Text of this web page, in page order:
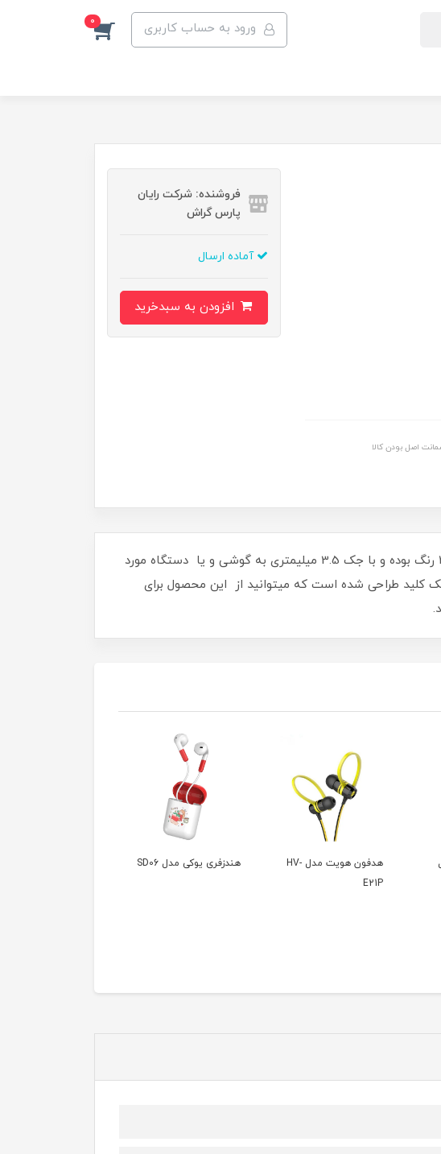
ورود به حساب کاربری 0
اصل بودن کالا
فروشنده: شرکت رایان
پارس گراش
آماده ارسال
هدفون، هندزفری Kin Kyin مدل K-28 تولید شده از مواد بسیار با کیفیت میباشد، این هندزفری دارای 4 رنگ بوده و با جک 3.5 میلیمتری به گوشی و یا دستگاه مورد
کلید طراحی شده است که میتوانید از این محصول برای
هندزفری یوکی مدل SD06
هندزفری یوکی مدل SD11